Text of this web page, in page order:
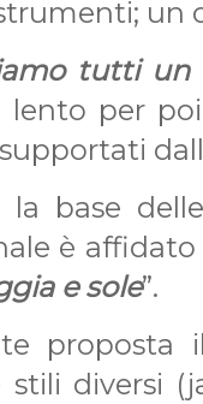
un
tutti un
per
base
è
e sole”.
stili diversi